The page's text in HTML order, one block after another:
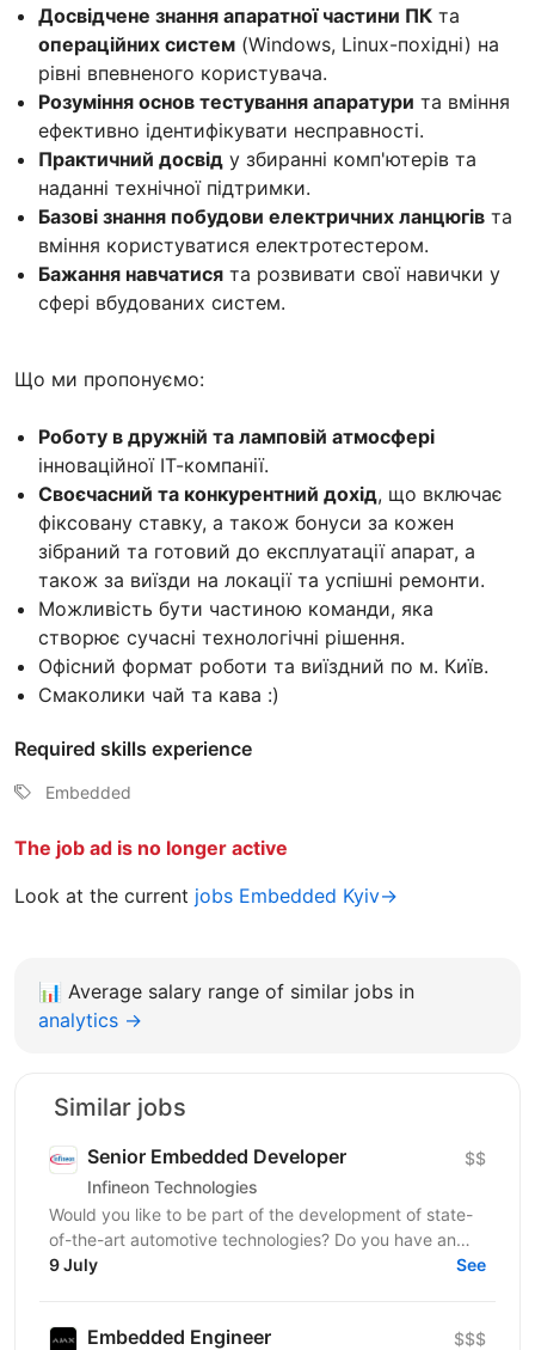
Досвідчене знання апаратної частини ПК та
операційних систем (Windows, Linux-похідні) на
рівні впевненого користувача.
Розуміння основ тестування апаратури та вміння
ефективно ідентифікувати несправності.
Практичний досвід у збиранні комп'ютерів та
наданні технічної підтримки.
Базові знання побудови електричних ланцюгів та
вміння користуватися електротестером.
Бажання навчатися та розвивати свої навички у
сфері вбудованих систем.
Що ми пропонуємо:
Роботу в дружній та ламповій атмосфері
інноваційної ІТ-компанії.
Своєчасний та конкурентний дохід, що включає
фіксовану ставку, а також бонуси за кожен
зібраний та готовий до експлуатації апарат, а
також за виїзди на локації та успішні ремонти.
Можливість бути частиною команди, яка
створює сучасні технологічні рішення.
Офісний формат роботи та виїздний по м. Київ.
Смаколики чай та кава :)
Required skills experience
Embedded
The job ad is no longer active
Look at the current jobs Embedded Kyiv→
📊 Average salary range of similar jobs in
analytics →
Similar jobs
Senior Embedded Developer
Infineon Technologies
$$
Would you like to be part of the development of state-
of-the-art automotive technologies? Do you have an
interest in human-machine interface systems and...
9 July See
Embedded Engineer $$$